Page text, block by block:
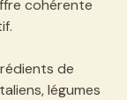
cohérente
de
légumes